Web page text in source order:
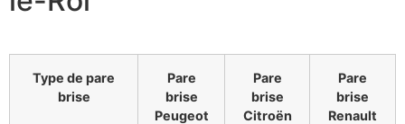
Type de pare
brise
Pare
brise
Peugeot
Pare
brise
Citroën
Pare
brise
Renault